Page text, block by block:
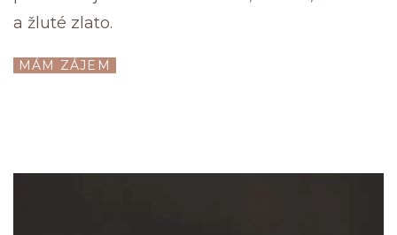
a žluté zlato.
MÁM ZÁJEM